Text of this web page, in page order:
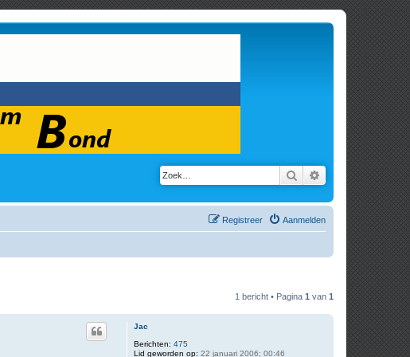
Zoek Uitgebreid zoeken
Aanmelden
Registreer
1 bericht • Pagina 1 van 1
Jac
Berichten: 475
Lid geworden op: 22 januari 2006; 00:46